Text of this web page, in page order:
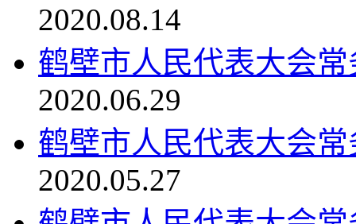
2020.08.14
鹤壁市人民代表大会
2020.06.29
鹤壁市人民代表大会
2020.05.27